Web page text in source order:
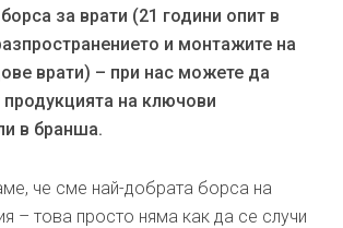
за врати (21 години опит в
и монтажите на
врати) – при нас можете да
продукцията на ключови
в бранша.
че сме най-добрата борса на
– това просто няма как да се случи